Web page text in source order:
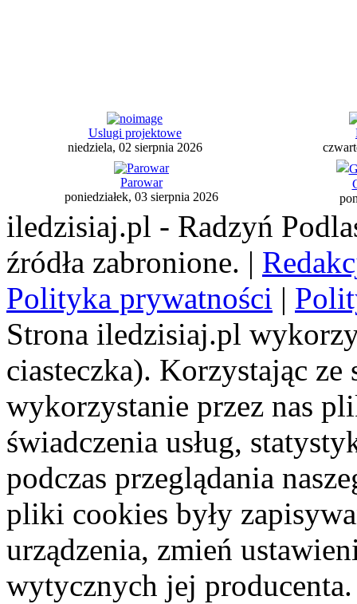
Uslugi projektowe
niedziela, 02 sierpnia 2026
Parowar
poniedziałek, 03 sierpnia 2026
iledzisiaj.pl - Radzyń
źródła zabronione. |
Polityka prywatności |
Strona iledzisiaj.pl
ciasteczka). Korzystając
wykorzystanie przez nas
świadczenia usług,
podczas przeglądania
pliki cookies były
urządzenia, zmień
wytycznych jej producenta.